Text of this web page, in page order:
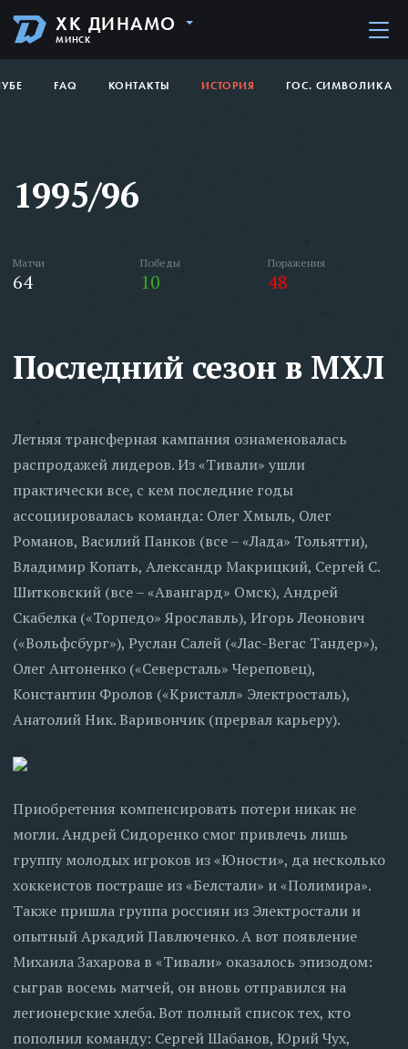
ХК ДИНАМО
МИНСК
FAQ КОНТАКТЫ ИСТОРИЯ ГОС. СИМВОЛИКА
1995/96
Матчи
64
Победы
10
Поражения
48
Последний сезон в МХЛ
Летняя трансферная кампания ознаменовалась
распродажей лидеров. Из «Тивали» ушли
практически все, с кем последние годы
ассоциировалась команда: Олег Хмыль, Олег
Романов, Василий Панков (все – «Лада» Тольятти),
Владимир Копать, Александр Макрицкий, Сергей С.
Шитковский (все – «Авангард» Омск), Андрей
Скабелка («Торпедо» Ярославль), Игорь Леонович
(«Вольфсбург»), Руслан Салей («Лас-Вегас Тандер»),
Олег Антоненко («Северсталь» Череповец),
Константин Фролов («Кристалл» Электросталь),
Анатолий Ник. Варивончик (прервал карьеру).
Приобретения компенсировать потери никак не
могли. Андрей Сидоренко смог привлечь лишь
группу молодых игроков из «Юности», да несколько
хоккеистов постраше из «Белстали» и «Полимира».
Также пришла группа россиян из Электростали и
опытный Аркадий Павлюченко. А вот появление
Михаила Захарова в «Тивали» оказалось эпизодом:
сыграв восемь матчей, он вновь отправился на
легионерские хлеба. Вот полный список тех, кто
пополнил команду: Сергей Шабанов, Юрий Чух,